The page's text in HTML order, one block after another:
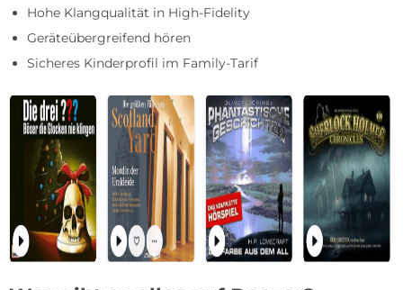
Hohe Klangqualität in High-Fidelity
Geräteübergreifend hören
Sicheres Kinderprofil im Family-Tarif